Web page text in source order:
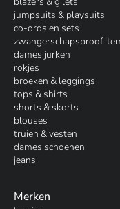
jumpsuits & playsuits
co-ords en sets
zwangerschapsproof
dames jurken
rokjes
broeken & leggings
tops & shirts
shorts & skorts
blouses
truien & vesten
dames schoenen
jeans
Merken